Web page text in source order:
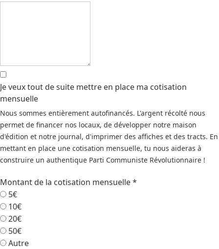
Je veux tout de suite mettre en place ma cotisation
mensuelle
Nous sommes entièrement autofinancés. L'argent récolté nous
permet de financer nos locaux, de développer notre maison
d'édition et notre journal, d'imprimer des affiches et des tracts. En
mettant en place une cotisation mensuelle, tu nous aideras à
construire un authentique Parti Communiste Révolutionnaire !
Montant de la cotisation mensuelle*
5€
10€
20€
50€
Autre